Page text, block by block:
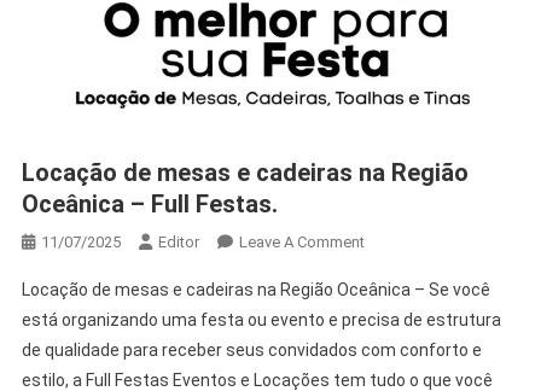
Locação de mesas e cadeiras na Região
Oceânica – Full Festas.
11/07/2025 Editor Leave A Comment
Locação de mesas e cadeiras na Região Oceânica – Se você
está organizando uma festa ou evento e precisa de estrutura
de qualidade para receber seus convidados com conforto e
estilo, a Full Festas Eventos e Locações tem tudo o que você